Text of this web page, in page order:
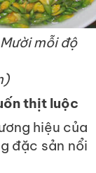
mỗi độ
thịt luộc
hiệu của
đặc sản nổi